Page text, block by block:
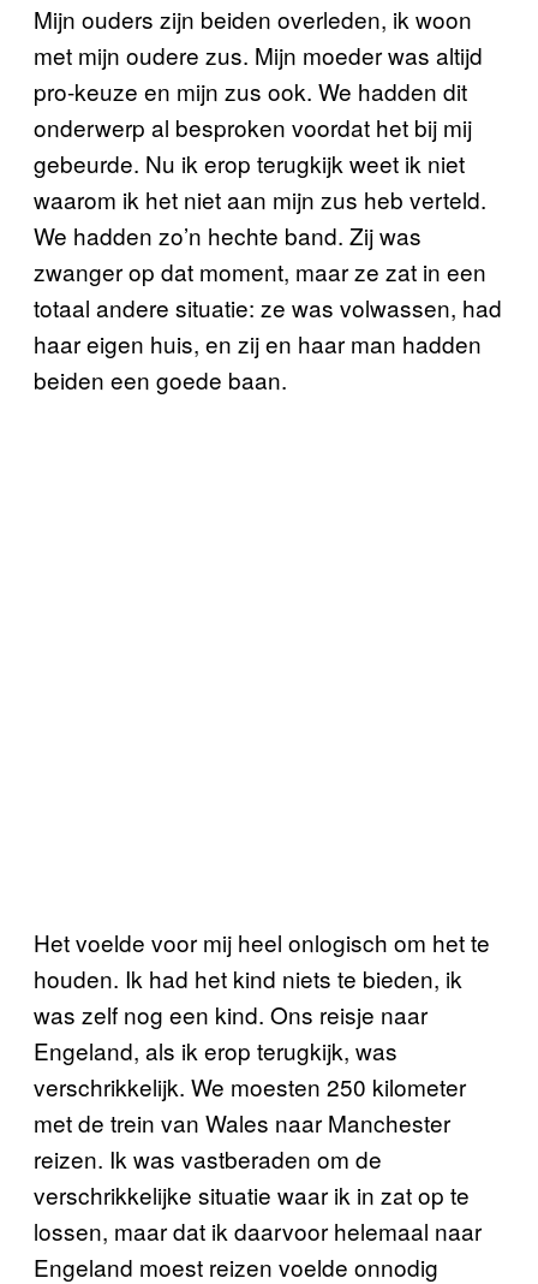
Mijn ouders zijn beiden overleden, ik woon
met mijn oudere zus. Mijn moeder was altijd
pro-keuze en mijn zus ook. We hadden dit
onderwerp al besproken voordat het bij mij
gebeurde. Nu ik erop terugkijk weet ik niet
waarom ik het niet aan mijn zus heb verteld.
We hadden zo’n hechte band. Zij was
zwanger op dat moment, maar ze zat in een
totaal andere situatie: ze was volwassen, had
haar eigen huis, en zij en haar man hadden
beiden een goede baan.
Het voelde voor mij heel onlogisch om het te
houden. Ik had het kind niets te bieden, ik
was zelf nog een kind. Ons reisje naar
Engeland, als ik erop terugkijk, was
verschrikkelijk. We moesten 250 kilometer
met de trein van Wales naar Manchester
reizen. Ik was vastberaden om de
verschrikkelijke situatie waar ik in zat op te
lossen, maar dat ik daarvoor helemaal naar
Engeland moest reizen voelde onnodig